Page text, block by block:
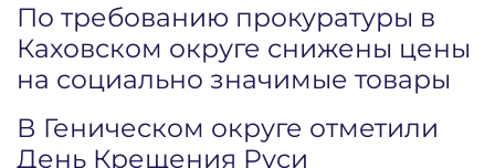
По требованию прокуратуры в
Каховском округе снижены цены
на социально значимые товары
В Геническом округе отметили
День Крещения Руси